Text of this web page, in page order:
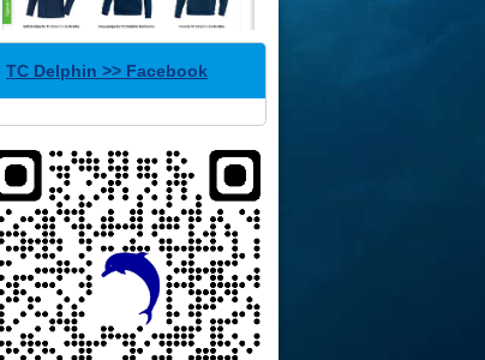
TC Delphin >> Facebook